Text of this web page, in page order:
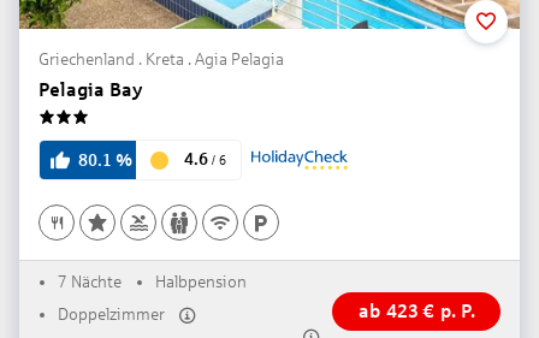
Griechenland . Kreta . Agia Pelagia
Pelagia Bay
3
80.1 % 4.6 / 6
7 Nächte
Halbpension
Doppelzimmer
ab 423 € p. P.